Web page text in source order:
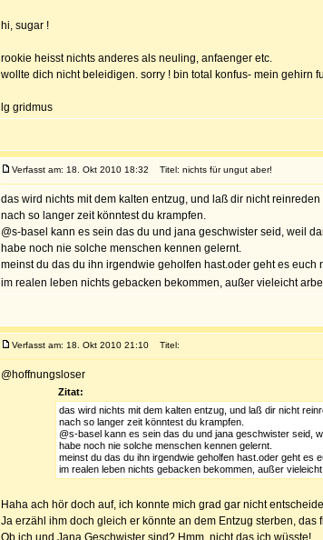
hi, sugar !
rookie heisst nichts anderes als neuling, anfaenger etc.
wollte dich nicht beleidigen. sorry ! bin total konfus- mein gehirn
lg gridmus
Verfasst am: 18. Okt 2010 18:32 Titel: nichts für ungut aber!
das wird nichts mit dem kalten entzug, und laß dir nicht
nach so langer zeit könntest du krampfen.
@s-basel kann es sein das du und jana geschwister seid, weil
habe noch nie solche menschen kennen gelernt.
meinst du das du ihn irgendwie geholfen hast.oder geht es euch
im realen leben nichts gebacken bekommen, außer vieleicht
Verfasst am: 18. Okt 2010 21:10 Titel:
@hoffnungsloser
Zitat:
das wird nichts mit dem kalten entzug, und laß dir nicht
nach so langer zeit könntest du krampfen.
@s-basel kann es sein das du und jana geschwister seid,
habe noch nie solche menschen kennen gelernt.
meinst du das du ihn irgendwie geholfen hast.oder geht es
im realen leben nichts gebacken bekommen, außer
Haha ach hör doch auf, ich konnte mich grad gar nicht
Ja erzähl ihm doch gleich er könnte an dem Entzug sterben,
Ob ich und Jana Geschwister sind? Hmm, nicht das ich wüsste!